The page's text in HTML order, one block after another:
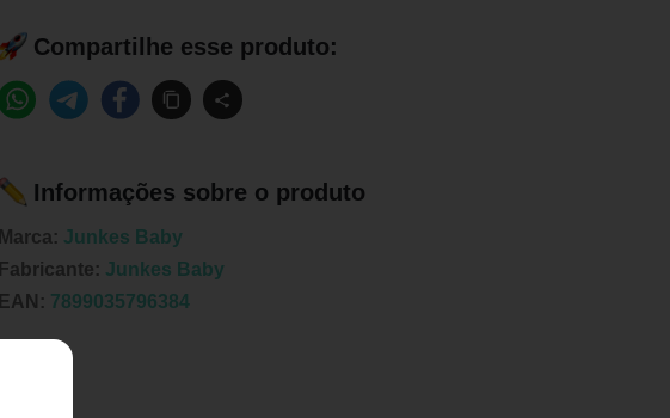
Compartilhe esse produto:
Informações sobre o produto
Marca: Junkes Baby
Fabricante: Junkes Baby
EAN: 7899035796384